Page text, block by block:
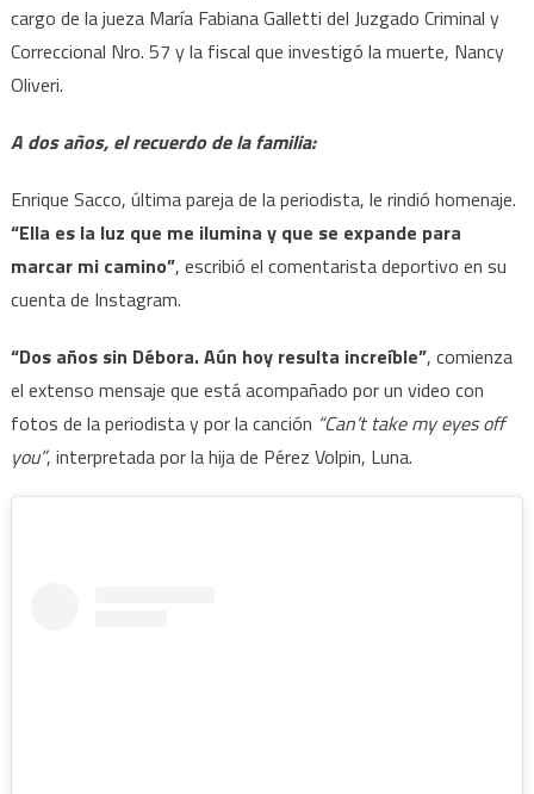
cargo de la jueza María Fabiana Galletti del Juzgado Criminal y
Correccional Nro. 57 y la fiscal que investigó la muerte, Nancy
Oliveri.
A dos años, el recuerdo de la familia:
Enrique Sacco, última pareja de la periodista, le rindió homenaje.
“Ella es la luz que me ilumina y que se expande para
marcar mi camino”, escribió el comentarista deportivo en su
cuenta de Instagram.
“Dos años sin Débora. Aún hoy resulta increíble”, comienza
el extenso mensaje que está acompañado por un video con
fotos de la periodista y por la canción “Can’t take my eyes off
you”, interpretada por la hija de Pérez Volpin, Luna.